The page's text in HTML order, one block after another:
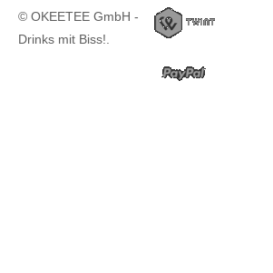
© OKEETEE GmbH -
Drinks mit Biss!.